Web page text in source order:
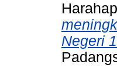
Negeri